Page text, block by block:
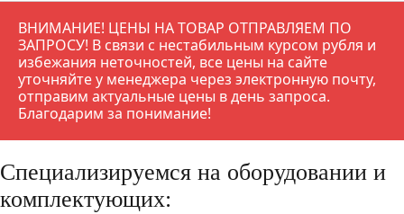
ВНИМАНИЕ! ЦЕНЫ НА ТОВАР ОТПРАВЛЯЕМ ПО
ЗАПРОСУ! В связи с нестабильным курсом рубля и
избежания неточностей, все цены на сайте
уточняйте у менеджера через электронную почту,
отправим актуальные цены в день запроса.
Благодарим за понимание!
Специализируемся на оборудовании и
комплектующих: